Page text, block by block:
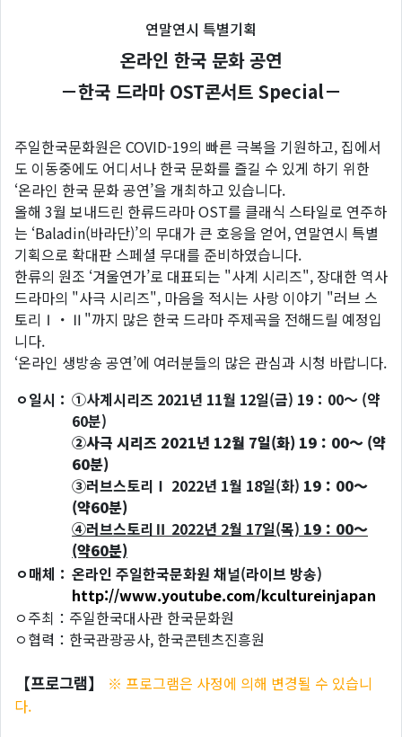
연말연시 특별기획
온라인 한국 문화 공연
－한국 드라마 OST콘서트 Special－
주일한국문화원은 COVID-19의 빠른 극복을 기원하고, 집에서
도 이동중에도 어디서나 한국 문화를 즐길 수 있게 하기 위한
‘온라인 한국 문화 공연’을 개최하고 있습니다.
올해 3월 보내드린 한류드라마 OST를 클래식 스타일로 연주하
는 ‘Baladin(바라단)’의 무대가 큰 호응을 얻어, 연말연시 특별
기획으로 확대판 스페셜 무대를 준비하였습니다.
한류의 원조 ‘겨울연가’로 대표되는 "사계 시리즈", 장대한 역사
드라마의 "사극 시리즈", 마음을 적시는 사랑 이야기 "러브 스
토리Ⅰ・Ⅱ"까지 많은 한국 드라마 주제곡을 전해드릴 예정입
니다.
‘온라인 생방송 공연’에 여러분들의 많은 관심과 시청 바랍니다.
ㅇ일시： ①사계시리즈 2021년 11월 12일(금) 19：00～ (약
60분)
②사극 시리즈 2021년 12월 7일(화) 19：00～ (약
60분)
③러브스토리Ⅰ 2022년 1월 18일(화) 19：00～
(약60분)
④러브스토리Ⅱ 2022년 2월 17일(목) 19：00～
(약60분)
ㅇ매체： 온라인 주일한국문화원 채널(라이브 방송)
http://www.youtube.com/kcultureinjapan
ㅇ주최：주일한국대사관 한국문화원
ㅇ협력：한국관광공사, 한국콘텐츠진흥원
【프로그램】
※ 프로그램은 사정에 의해 변경될 수 있습니
다.